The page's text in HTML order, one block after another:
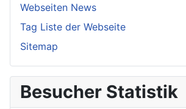
Webseiten News
Tag Liste der Webseite
Sitemap
Besucher Statistik